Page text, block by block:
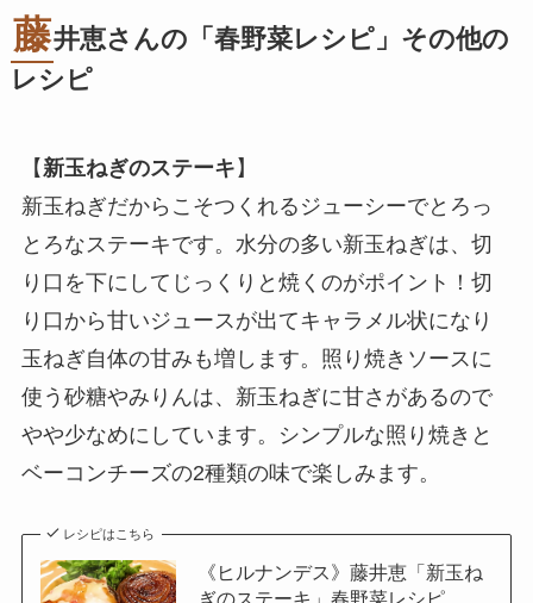
藤井恵さんの「春野菜レシピ」その他の
レシピ
【 新玉ねぎのステーキ 】
新玉ねぎだからこそつくれるジューシーでとろっ
とろなステーキです。水分の多い新玉ねぎは、切
り口を下にしてじっくりと焼くのがポイント！切
り口から甘いジュースが出てキャラメル状になり
玉ねぎ自体の甘みも増します。照り焼きソースに
使う砂糖やみりんは、新玉ねぎに甘さがあるので
やや少なめにしています。シンプルな照り焼きと
ベーコンチーズの2種類の味で楽しみます。
レシピはこちら
《ヒルナンデス》藤井恵「新玉ね
ぎのステーキ」春野菜レシピ